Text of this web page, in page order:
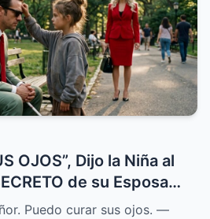
OJOS”, Dijo la Niña al
de su Esposa
Puedo curar sus ojos. —